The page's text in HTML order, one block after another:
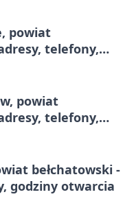
powiat
telefony,
powiat
telefony,
bełchatowski -
godziny otwarcia